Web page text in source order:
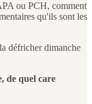
ou PCH, comment
qu'ils sont les
défricher dimanche
de quel care